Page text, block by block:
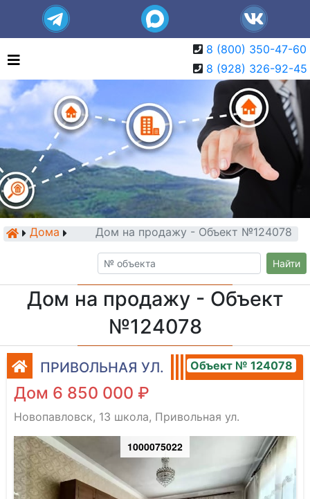
8 (800) 350-47-60
8 (928) 326-92-45
Дома Дом на продажу - Объект №124078
Найти
Дом на продажу - Объект
№124078
ПРИВОЛЬНАЯ УЛ. Объект № 124078
Дом 6 850 000 ₽
Новопавловск, 13 школа, Привольная ул.
1000075022